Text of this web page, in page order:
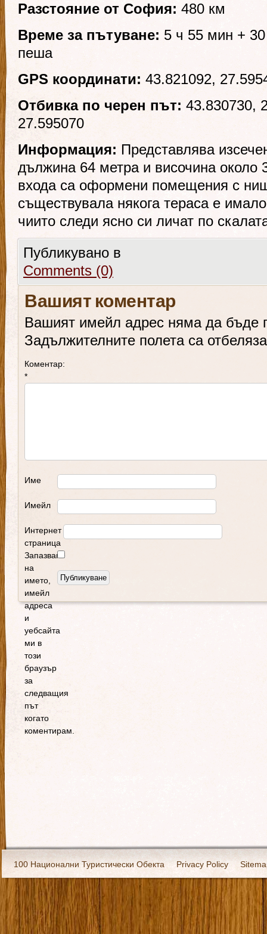
Разстояние от София: 480 км
Време за пътуване: 5 ч 55 мин +
пеша
GPS координати: 43.821092,
Отбивка по черен път: 43.830730,
27.595070
Информация: Представлявa
дължина 64 метра и височина около
входа са оформени помещения с
съществувала някога тераса е
чиито следи ясно си личат по
Публикувано в
Comments (0)
Вашият коментар
Вашият имейл адрес няма да бъде
Задължителните полета са
Коментар:
*
Име
Имейл
Интернет
страница
Запазване
на
името,
имейл
адреса
и
уебсайта
ми в
този
браузър
за
следващия
път
когато
коментирам.
100 Национални Туристически Обекта Privacy Policy
Екипировка За нас Имало едно време Кивоторият.
Ковчега със светите мощи на Свети Григорий Каллидис